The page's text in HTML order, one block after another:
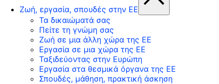
Ζωή, εργασία, σπουδές στην ΕΕ
Τα δικαιώματά σας
Πείτε τη γνώμη σας
Ζωή σε μια άλλη χώρα της ΕΕ
Εργασία σε μια χώρα της ΕΕ
Ταξιδεύοντας στην Ευρώπη
Εργασία στα θεσμικά όργανα της ΕΕ
Σπουδές, μάθηση, πρακτική άσκηση